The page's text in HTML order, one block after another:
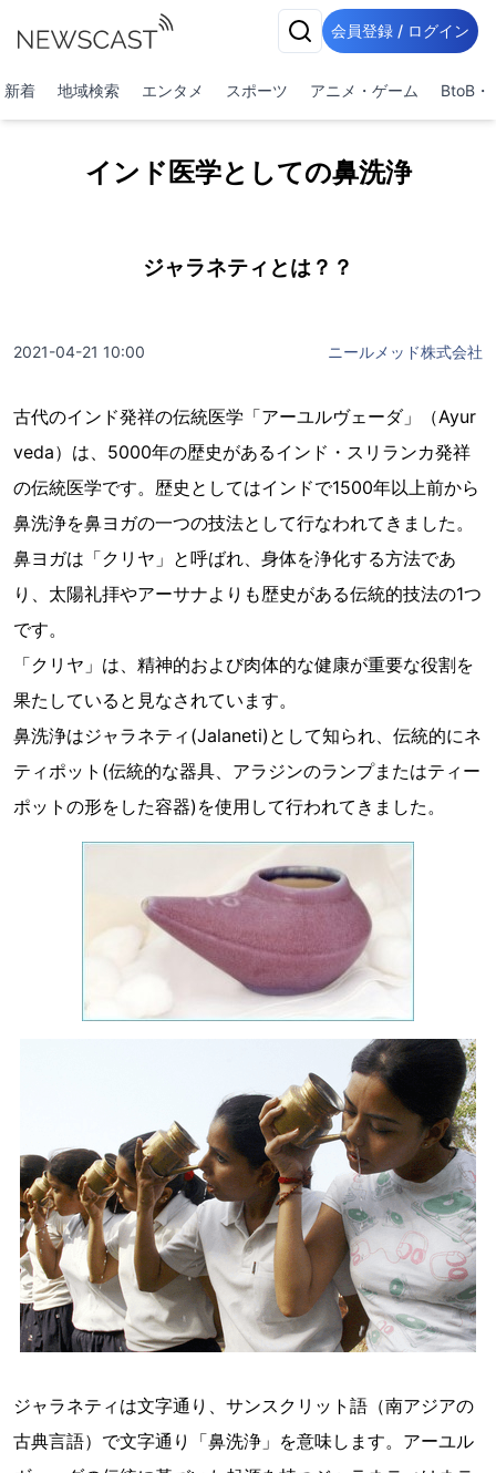
会員登録 / ログイン
新着 地域検索 エンタメ スポーツ アニメ・ゲーム BtoB・
インド医学としての鼻洗浄
ジャラネティとは？？
2021-04-21 10:00 ニールメッド株式会社
古代のインド発祥の伝統医学「アーユルヴェーダ」（Ayur
veda）は、5000年の歴史があるインド・スリランカ発祥
の伝統医学です。歴史としてはインドで1500年以上前から
鼻洗浄を鼻ヨガの一つの技法として行なわれてきました。
鼻ヨガは「クリヤ」と呼ばれ、身体を浄化する方法であ
り、太陽礼拝やアーサナよりも歴史がある伝統的技法の1つ
です。
「クリヤ」は、精神的および肉体的な健康が重要な役割を
果たしていると見なされています。
鼻洗浄はジャラネティ(Jalaneti)として知られ、伝統的にネ
ティポット(伝統的な器具、アラジンのランプまたはティー
ポットの形をした容器)を使用して行われてきました。
ジャラネティは文字通り、サンスクリット語（南アジアの
古典言語）で文字通り「鼻洗浄」を意味します。アーユル